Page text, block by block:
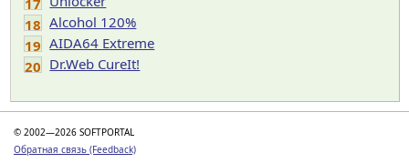
17
18 Alcohol 120%
19 AIDA64 Extreme
20 Dr.Web CureIt!
© 2002—2026 SOFTPORTAL
Обратная связь (Feedback)